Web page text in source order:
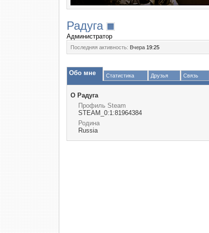
Радуга
Администратор
Последняя активность: Вчера 19:25
Обо мне Статистика Друзья Связь
О Радуга
Профиль Steam
STEAM_0:1:81964384
Родина
Russia